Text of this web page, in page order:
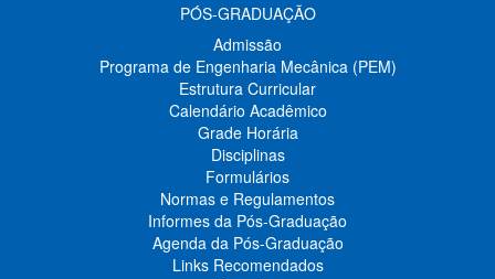
PÓS-GRADUAÇÃO
Admissão
Programa de Engenharia Mecânica (PEM)
Estrutura Curricular
Calendário Acadêmico
Grade Horária
Disciplinas
Formulários
Normas e Regulamentos
Informes da Pós-Graduação
Agenda da Pós-Graduação
Links Recomendados